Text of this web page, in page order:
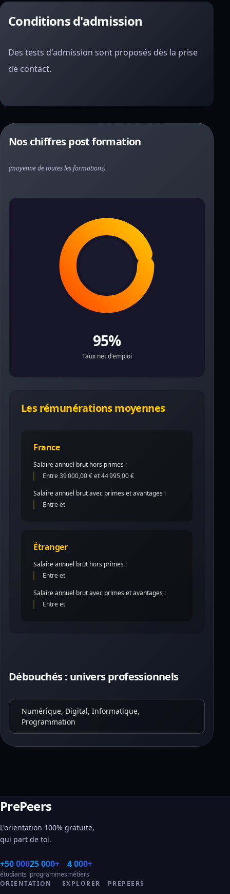
Conditions d'admission
Des tests d'admission sont proposés dès la prise
de contact.
Nos chiffres post formation
(moyenne de toutes les formations)
95%
Taux net d'emploi
Les rémunérations moyennes
France
Salaire annuel brut hors primes :
Entre 39 000,00 € et 44 995,00 €
Salaire annuel brut avec primes et avantages :
Entre et
Étranger
Salaire annuel brut hors primes :
Entre et
Salaire annuel brut avec primes et avantages :
Entre et
Débouchés : univers professionnels
Numérique, Digital, Informatique,
Programmation
PrePeers
L'orientation 100% gratuite,
qui part de toi.
+50 000
étudiants
25 000+
programmes
4 000+
métiers
ORIENTATION
EXPLORER PREPEERS